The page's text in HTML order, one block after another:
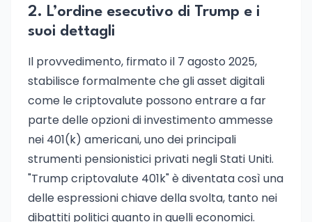
2. L’ordine esecutivo di Trump e i
suoi dettagli
Il provvedimento, firmato il 7 agosto 2025,
stabilisce formalmente che gli asset digitali
come le criptovalute possono entrare a far
parte delle opzioni di investimento ammesse
nei 401(k) americani, uno dei principali
strumenti pensionistici privati negli Stati Uniti.
"Trump criptovalute 401k" è diventata così una
delle espressioni chiave della svolta, tanto nei
dibattiti politici quanto in quelli economici.